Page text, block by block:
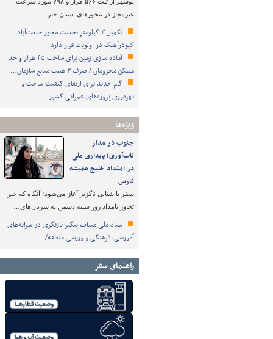
غیرمجاز در محورهای استان خبر…
تکمیل ۳ کیلومتر نخست محور خلعت‌آباد–
کبودرآهنگ در اولویت قرار دارد
آماده سازی زمین برای ساخت ۴۵ هزار واحد
مسکن محرومان / صرف ۳ همت منابع سازمان…
گام جدید برای ارتقای کیفیت ساخت و
بهره‌وری پروژه‌های عمرانی کشور
ویژه‌ها
جنوب در مدار
تاب‌آوری؛ پایداری ملی
در امتداد خلیج همیشه
فارس
سفر با شتابی ناگزیر آغاز می‌شود؛ آنگاه که خبر
تجاوز بامداد روز شنبه دشمن به شریان‌های…
ستاد ملی میناب پیگیر بازنگری در سرانه‌های
آموزشی، فرهنگی و ورزشی منطقه/…
راهنمای سفر